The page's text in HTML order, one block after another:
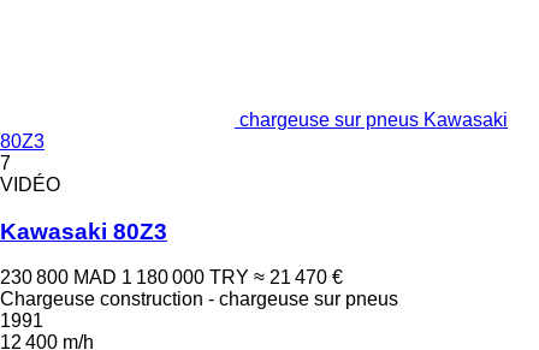
chargeuse sur pneus Kawasaki
80Z3
7
VIDÉO
Kawasaki 80Z3
230 800 MAD 1 180 000 TRY ≈ 21 470 €
Chargeuse construction - chargeuse sur pneus
1991
12 400 m/h